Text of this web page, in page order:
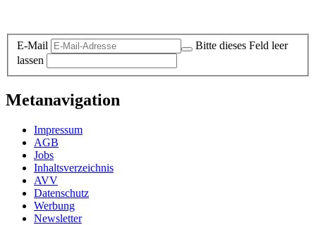
E-Mail
Bitte dieses Feld leer
lassen
Metanavigation
Impressum
AGB
Jobs
Inhaltsverzeichnis
AVV
Datenschutz
Werbung
Newsletter